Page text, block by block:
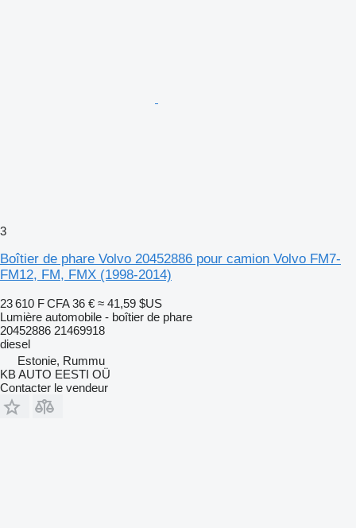
3
Boîtier de phare Volvo 20452886 pour camion Volvo FM7-
FM12, FM, FMX (1998-2014)
23 610 F CFA 36 € ≈ 41,59 $US
Lumière automobile - boîtier de phare
20452886 21469918
diesel
Estonie, Rummu
KB AUTO EESTI OÜ
Contacter le vendeur